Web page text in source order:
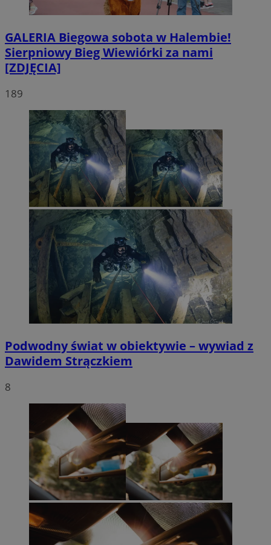
GALERIA Biegowa sobota w Halembie!
Sierpniowy Bieg Wiewiórki za nami
[ZDJĘCIA]
189
Podwodny świat w obiektywie – wywiad z
Dawidem Strączkiem
8